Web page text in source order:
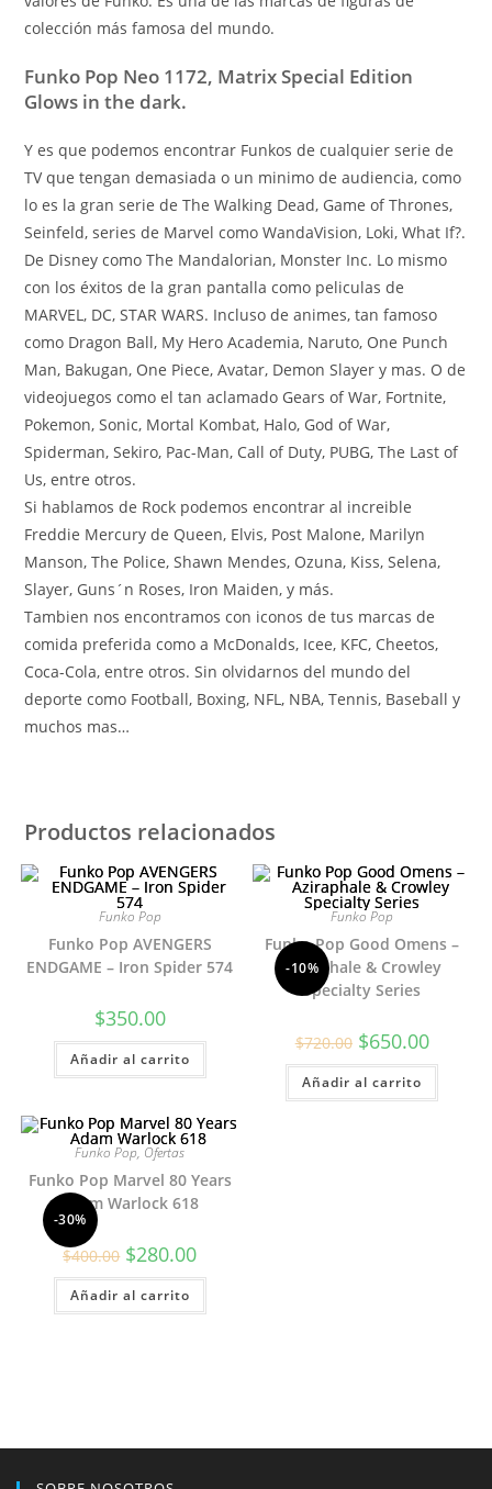
colección más famosa del mundo.
Funko Pop Neo 1172, Matrix Special Edition
Glows in the dark.
Y es que podemos encontrar Funkos de cualquier serie de
TV que tengan demasiada o un minimo de audiencia, como
lo es la gran serie de The Walking Dead, Game of Thrones,
Seinfeld, series de Marvel como WandaVision, Loki, What If?.
De Disney como The Mandalorian, Monster Inc. Lo mismo
con los éxitos de la gran pantalla como peliculas de
MARVEL, DC, STAR WARS. Incluso de animes, tan famoso
como Dragon Ball, My Hero Academia, Naruto, One Punch
Man, Bakugan, One Piece, Avatar, Demon Slayer y mas. O de
videojuegos como el tan aclamado Gears of War, Fortnite,
Pokemon, Sonic, Mortal Kombat, Halo, God of War,
Spiderman, Sekiro, Pac-Man, Call of Duty, PUBG, The Last of
Us, entre otros.
Si hablamos de Rock podemos encontrar al increible
Freddie Mercury de Queen, Elvis, Post Malone, Marilyn
Manson, The Police, Shawn Mendes, Ozuna, Kiss, Selena,
Slayer, Guns´n Roses, Iron Maiden, y más.
Tambien nos encontramos con iconos de tus marcas de
comida preferida como a McDonalds, Icee, KFC, Cheetos,
Coca-Cola, entre otros. Sin olvidarnos del mundo del
deporte como Football, Boxing, NFL, NBA, Tennis, Baseball y
muchos mas…
Productos relacionados
Funko Pop
Funko Pop AVENGERS
ENDGAME – Iron Spider 574
$350.00
Añadir al carrito
-10%
Funko Pop
Funko Pop Good Omens –
Aziraphale & Crowley
Specialty Series
$720.00 El
precio
original
era:
$720.00.
$650.00El
precio
actual
$650.00.
Añadir al carrito
-30%
Funko Pop, Ofertas
Funko Pop Marvel 80 Years
Adam Warlock 618
$400.00 El
precio
original
era:
$400.00.
$280.00El
actual
$280.00.
Añadir al carrito